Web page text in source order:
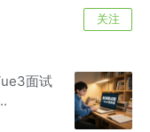
关注
面试